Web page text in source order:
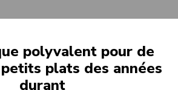
polyvalent pour de
plats des années
durant